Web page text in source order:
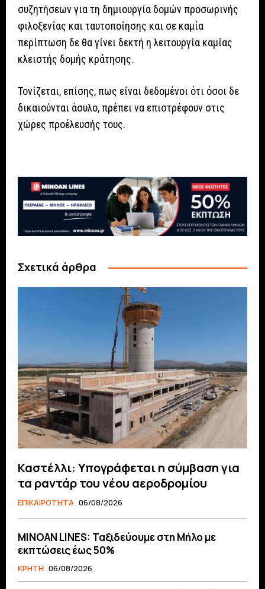
συζητήσεων για τη δημιουργία δομών προσωρινής
φιλοξενίας και ταυτοποίησης και σε καμία
περίπτωση δε θα γίνει δεκτή η λειτουργία καμίας
κλειστής δομής κράτησης.
Τονίζεται, επίσης, πως είναι δεδομένοι ότι όσοι δε
δικαιούνται άσυλο, πρέπει να επιστρέφουν στις
χώρες προέλευσής τους.
Σχετικά άρθρα
Καστέλλι: Υπογράφεται η σύμβαση για
τα ραντάρ του νέου αεροδρομίου
ΕΠΙΚΑΙΡΟΤΗΤΑ 06/08/2026
MINOAN LINES: Ταξιδεύουμε στη Μήλο με
εκπτώσεις έως 50%
ΚΡΗΤΗ 06/08/2026